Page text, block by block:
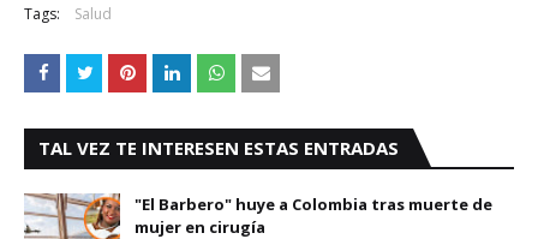
Tags: Salud
TAL VEZ TE INTERESEN ESTAS ENTRADAS
"El Barbero" huye a Colombia tras muerte de
mujer en cirugía